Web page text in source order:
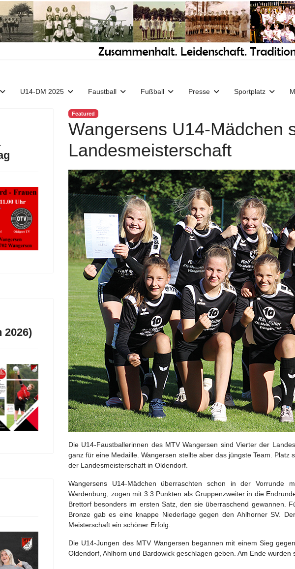
U14-DM 2025 Faustball Fußball Presse Sportplatz
2026)
Featured
Wangersens U14-Mädchen
Landesmeisterschaft
Die U14-Faustballerinnen des MTV Wangersen sind Vierter der
ganz für eine Medaille. Wangersen stellte aber das jüngste Team.
der Landesmeisterschaft in Oldendorf.
Wangersens U14-Mädchen überraschten schon in der Vorrunde
Wardenburg, zogen mit 3:3 Punkten als Gruppenzweiter in die
Brettorf besonders im ersten Satz, den sie überraschend gewannen.
Bronze gab es eine knappe Niederlage gegen den Ahlhorner SV.
Meisterschaft ein schöner Erfolg.
Die U14-Jungen des MTV Wangersen begannen mit einem Sieg
Oldendorf, Ahlhorn und Bardowick geschlagen geben. Am Ende wurden